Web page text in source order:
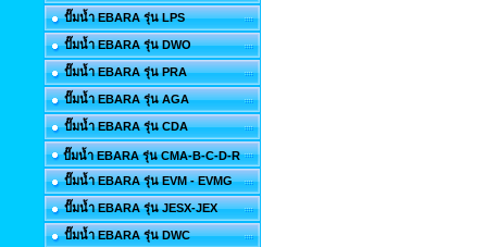
ปั๊มน้ำ EBARA รุ่น LPS
ปั๊มน้ำ EBARA รุ่น DWO
ปั๊มน้ำ EBARA รุ่น PRA
ปั๊มน้ำ EBARA รุ่น AGA
ปั๊มน้ำ EBARA รุ่น CDA
ปั๊มน้ำ EBARA รุ่น CMA-B-C-D-R
ปั๊มน้ำ EBARA รุ่น EVM - EVMG
ปั๊มน้ำ EBARA รุ่น JESX-JEX
ปั๊มน้ำ EBARA รุ่น DWC